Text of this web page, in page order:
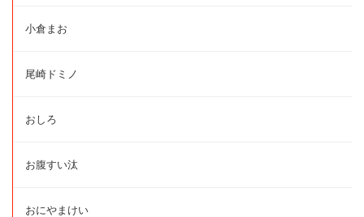
小倉まお
尾崎ドミノ
おしろ
お腹すい汰
おにやまけい